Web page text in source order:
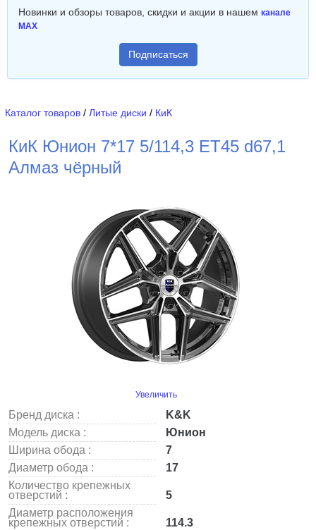
Новинки и обзоры товаров, скидки и акции в нашем канале
MAX
Подписаться
Каталог товаров / Литые диски / КиК
КиК Юнион 7*17 5/114,3 ET45 d67,1
Алмаз чёрный
Увеличить
Бренд диска :
K&K
Модель диска :
Юнион
Ширина обода :
7
Диаметр обода :
17
Количество крепежных
отверстий :
5
Диаметр расположения
крепежных отверстий :
114.3